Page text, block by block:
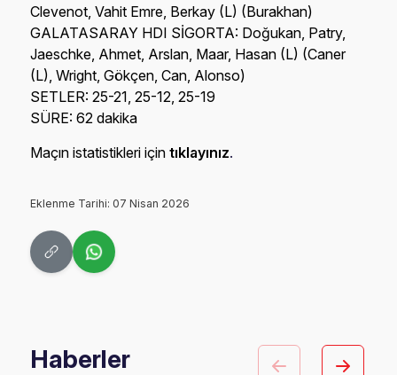
Clevenot, Vahit Emre, Berkay (L) (Burakhan)
GALATASARAY HDI SİGORTA: Doğukan, Patry,
Jaeschke, Ahmet, Arslan, Maar, Hasan (L) (Caner
(L), Wright, Gökçen, Can, Alonso)
SETLER: 25-21, 25-12, 25-19
SÜRE: 62 dakika
Maçın istatistikleri içintıklayınız.
Eklenme Tarihi: 07 Nisan 2026
Haberler